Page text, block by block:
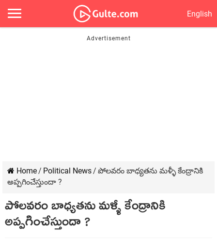
English
Home/ Political News/ పోలవరం బాధ్యతను మళ్ళీ కేంద్రానికి
అప్పగించేస్తుందా ?
పోలవరం బాధ్యతను మళ్ళీ కేంద్రానికి
అప్పగించేస్తుందా ?